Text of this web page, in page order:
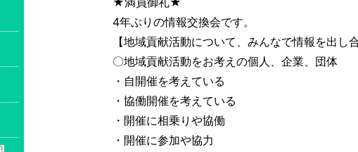
4年ぶりの情報交換会です。
【地域貢献活動について、みんなで情報を出し
〇地域貢献活動をお考えの個人、企業、団体
・自開催を考えている
・協働開催を考えている
・開催に相乗りや協働
・開催に参加や協力